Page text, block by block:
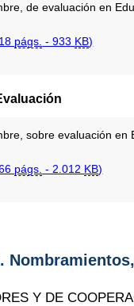
de evaluación en
págs. - 933 KB)
sobre evaluación en
págs. - 2.012 KB)
Y DE